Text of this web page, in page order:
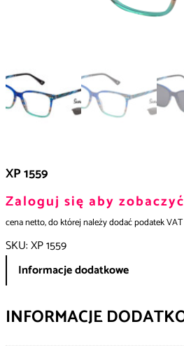
XP 1559
Zaloguj się aby
cena netto, do której należy dodać podatek
SKU:XP 1559
Informacje dodatkowe
INFORMACJE